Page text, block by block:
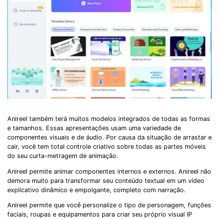
Anireel também terá muitos modelos integrados de todas as formas
e tamanhos. Essas apresentações usam uma variedade de
componentes visuais e de áudio. Por causa da situação de arrastar e
cair, você tem total controle criativo sobre todas as partes móveis
do seu curta-metragem de animação.
Anireel permite animar componentes internos e externos. Anireel não
demora muito para transformar seu conteúdo textual em um vídeo
explicativo dinâmico e empolgante, completo com narração.
Anireel permite que você personalize o tipo de personagem, funções
faciais, roupas e equipamentos para criar seu próprio visual IP